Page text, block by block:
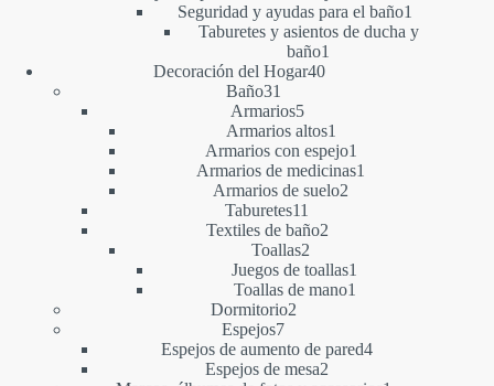
Seguridad y ayudas para el baño1
producto
Taburetes y asientos de ducha y
baño1
Decoración del Hogar4040
Baño31
productos
Armarios55
productos
Armarios altos1
producto
Armarios con espejo1
producto
Armarios de medicinas1
Armarios de suelo2
Taburetes11
productos
Textiles de baño22
Toallas2
productos
Juegos de toallas1
Toallas de mano1
Dormitorio22
Espejos77
productos
Espejos de aumento de pared44
Espejos de mesa2